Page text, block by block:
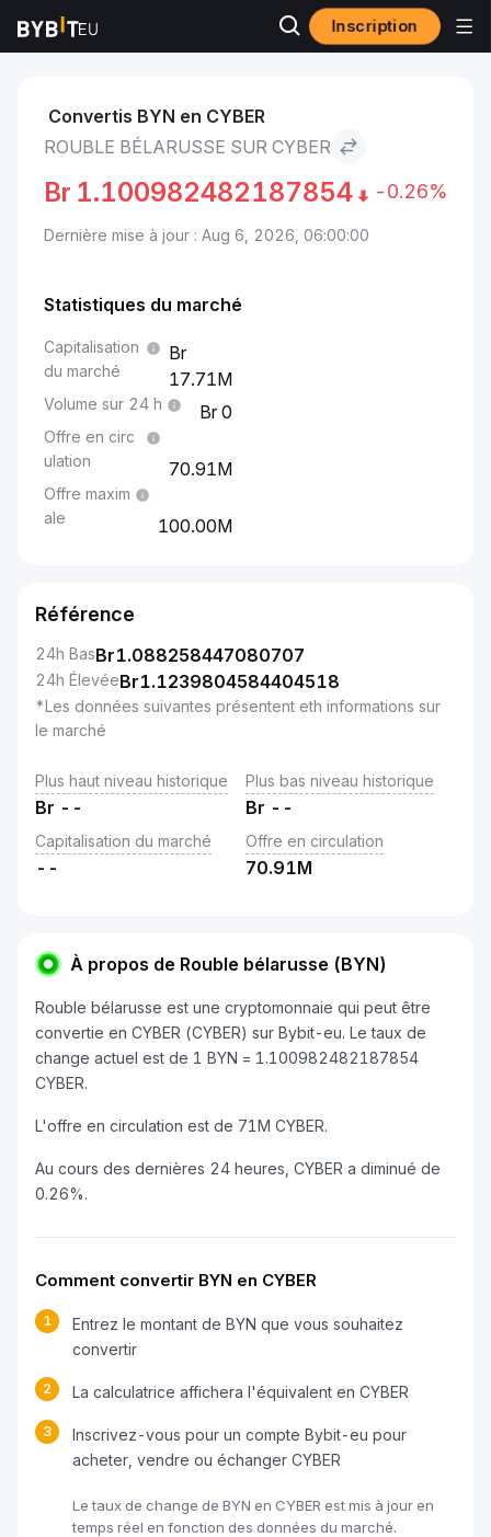
Inscription
Marchés Rouble bélarusse to CYBER
Convertis BYN en CYBER
ROUBLE BÉLARUSSE SUR CYBER
Br 1.100982482187854 -0.26%
Dernière mise à jour : Aug 6, 2026, 06:00:00
Statistiques du marché
Capitalisation
du marché
17.71M
Volume sur 24 h 0
Offre en circ
ulation
70.91M
Offre maxim
ale
100.00M
Référence
24h BasBr1.088258447080707
24h ÉlevéeBr1.1239804584404518
*Les données suivantes présentent eth informations sur
le marché
Plus haut niveau historique
Br --
Plus bas niveau historique
Br --
Capitalisation du marché
--
Offre en circulation
70.91M
À propos de Rouble bélarusse (BYN)
Rouble bélarusse est une cryptomonnaie qui peut être
convertie en CYBER (CYBER) sur Bybit-eu. Le taux de
change actuel est de 1 BYN = 1.100982482187854
CYBER.
L'offre en circulation est de 71M CYBER.
Au cours des dernières 24 heures, CYBER a diminué de
0.26%.
Comment convertir BYN en CYBER
1
Entrez le montant de BYN que vous souhaitez
convertir
2 La calculatrice affichera l'équivalent en CYBER
3
Inscrivez-vous pour un compte Bybit-eu pour
acheter, vendre ou échanger CYBER
Le taux de change de BYN en CYBER est mis à jour en
temps réel en fonction des données du marché.